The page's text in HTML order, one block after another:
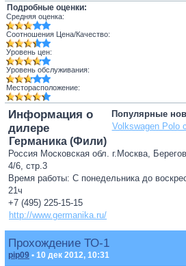
Подробные оценки:
Средняя оценка:
Соотношения Цена/Качество:
Уровень цен:
Уровень обслуживания:
Месторасположение:
Популярные
Volkswagen Polo
Информация о
дилере
Германика (Фили)
Россия Московская обл. г.Москва,
4/6, стр.3
Время работы: С понедельника до
21ч
+7 (495) 225-15-15
http://www.germanika.ru/
Прохождение ТО-1
pip09 • 10 дек 2012, 10:31